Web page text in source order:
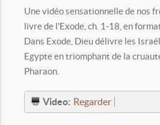
Une vidéo sensationnelle de nos
livre de l'Exode, ch. 1-18, en
Dans Exode, Dieu délivre les
Egypte en triomphant de la
Pharaon.
Video: Regarder